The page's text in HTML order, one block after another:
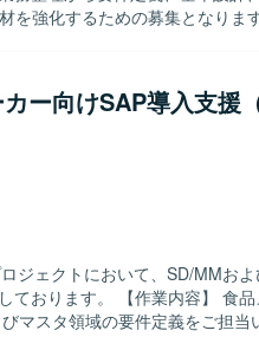
するための募集となります。 【作
または会計領域における業務プ
ト化を行います。 ・中堅向け
ジェクトにまたがり上流工程を
理、ステークホルダーとの調整
お持ちの方を求めています。
がら主体的に課題解決を進めら
ビスにも前向きにキャッチアッ
魅力】 ・大手グルー
ェクトに参画し、製造・会計
ても、他ERPでの上流経験を活
ー向けSAP導入支援
ジェクトにおいて、SD/MMお
食品メーカー向けの
マスタ領域の要件定義をご担当